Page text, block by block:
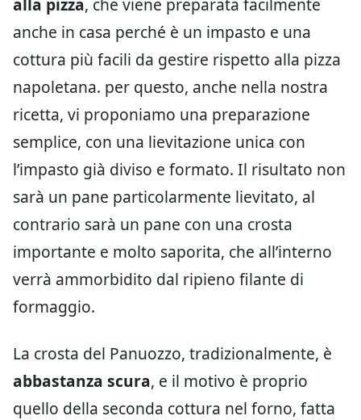
alla pizza, che viene preparata facilmente
anche in casa perché è un impasto e una
cottura più facili da gestire rispetto alla pizza
napoletana. per questo, anche nella nostra
ricetta, vi proponiamo una preparazione
semplice, con una lievitazione unica con
l’impasto già diviso e formato. Il risultato non
sarà un pane particolarmente lievitato, al
contrario sarà un pane con una crosta
importante e molto saporita, che all’interno
verrà ammorbidito dal ripieno filante di
formaggio.
La crosta del Panuozzo, tradizionalmente, è
abbastanza scura, e il motivo è proprio
quello della seconda cottura nel forno, fatta